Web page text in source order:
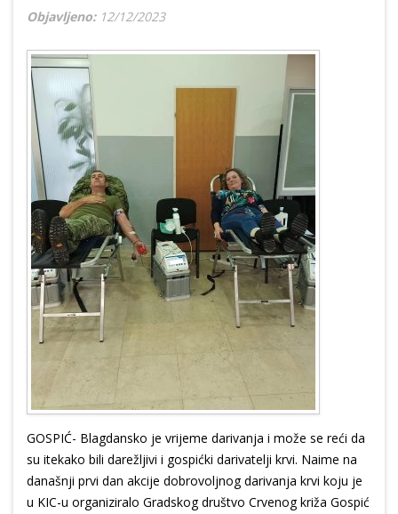
Objavljeno: 12/12/2023
GOSPIĆ- Blagdansko je vrijeme darivanja i može se reći da
su itekako bili darežljivi i gospićki darivatelji krvi. Naime na
današnji prvi dan akcije dobrovoljnog darivanja krvi koju je
u KIC-u organiziralo Gradskog društvo Crvenog križa Gospić